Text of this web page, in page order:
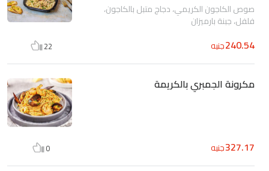
صوص الكاجون الكريمي، دجاج متبل بالكاجون،
فلفل، جبنة بارميزان
240.54جنيه 22
مكرونة الجمبري بالكريمة
327.17جنيه 0